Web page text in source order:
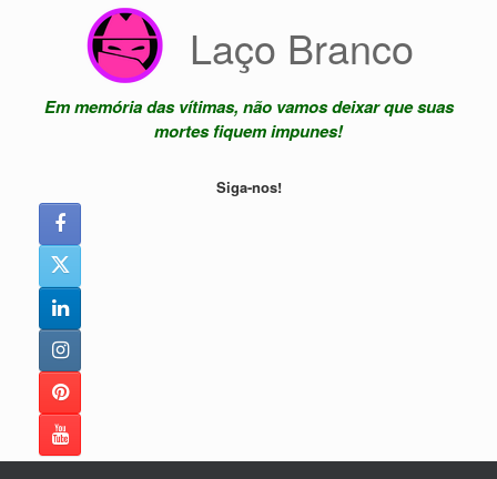
Laço Branco
Em memória das vítimas, não vamos deixar que suas
mortes fiquem impunes!
Siga-nos!